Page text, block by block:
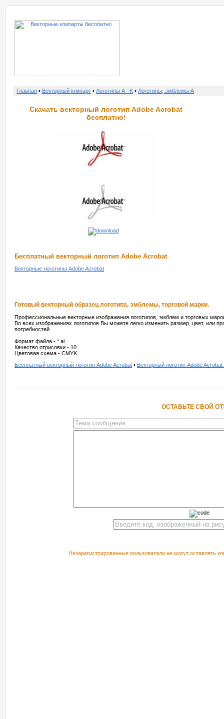
Главная • Векторный клипарт • Логотипы A - K • Логотипы, эмблемы A
Скачать векторный логотип Adobe Acrobat
бесплатно!
Бесплатный векторный логотип Adobe Acrobat
Векторные логотипы Adobe Acrobat
Готовый векторный образец логотипа, эмблемы, торговой марки.
Профессиональные векторные изображения логотипов, эмблем и торговых
Во всех изображениях логотипов Вы можете легко изменить размер, цвет, или
потребностей.
Формат файла - *.ai
Качество отрисовки - 10
Цветовая схема - CMYK
Бесплатный векторный логотип Adobe Acrobat • Векторный логотип Adobe Acrobat
ОСТАВЬТЕ СВОЙ
Незарегистрированные пользователи не могут оставлять